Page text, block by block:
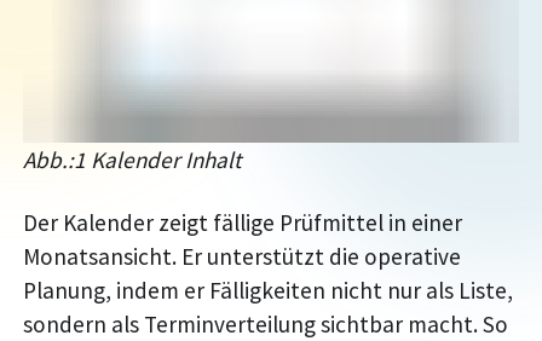
Abb.:1 Kalender Inhalt
Der Kalender zeigt fällige Prüfmittel in einer
Monatsansicht. Er unterstützt die operative
Planung, indem er Fälligkeiten nicht nur als Liste,
sondern als Terminverteilung sichtbar macht. So